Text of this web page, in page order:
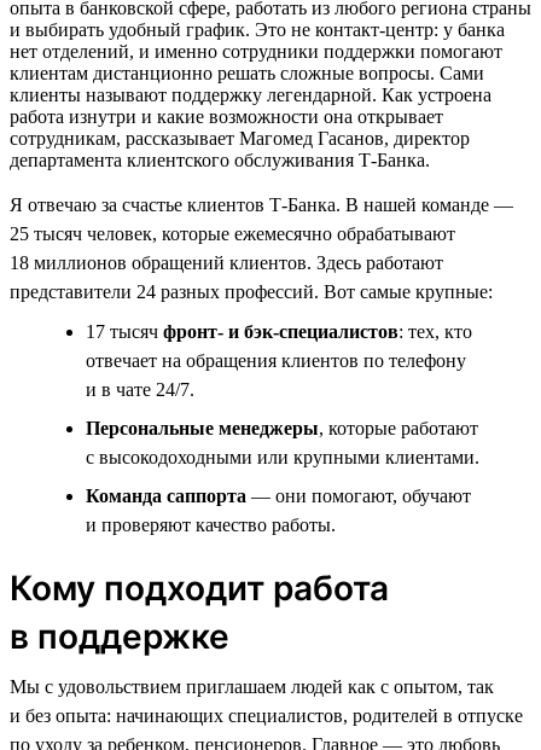
опыта в банковской сфере, работать из любого региона страны
и выбирать удобный график. Это не контакт-центр: у банка
нет отделений, и именно сотрудники поддержки помогают
клиентам дистанционно решать сложные вопросы. Сами
клиенты называют поддержку легендарной. Как устроена
работа изнутри и какие возможности она открывает
сотрудникам, рассказывает Магомед Гасанов, директор
департамента клиентского обслуживания Т-Банка.
Я отвечаю за счастье клиентов Т-Банка. В нашей команде —
25 тысяч человек, которые ежемесячно обрабатывают
18 миллионов обращений клиентов. Здесь работают
представители 24 разных профессий. Вот самые крупные:
17 тысяч фронт- и бэк-специалистов: тех, кто
отвечает на обращения клиентов по телефону
и в чате 24/7.
Персональные менеджеры, которые работают
с высокодоходными или крупными клиентами.
Команда саппорта — они помогают, обучают
и проверяют качество работы.
Кому подходит работа
в поддержке
Мы с удовольствием приглашаем людей как с опытом, так
и без опыта: начинающих специалистов, родителей в отпуске
по уходу за ребенком, пенсионеров. Главное — это любовь